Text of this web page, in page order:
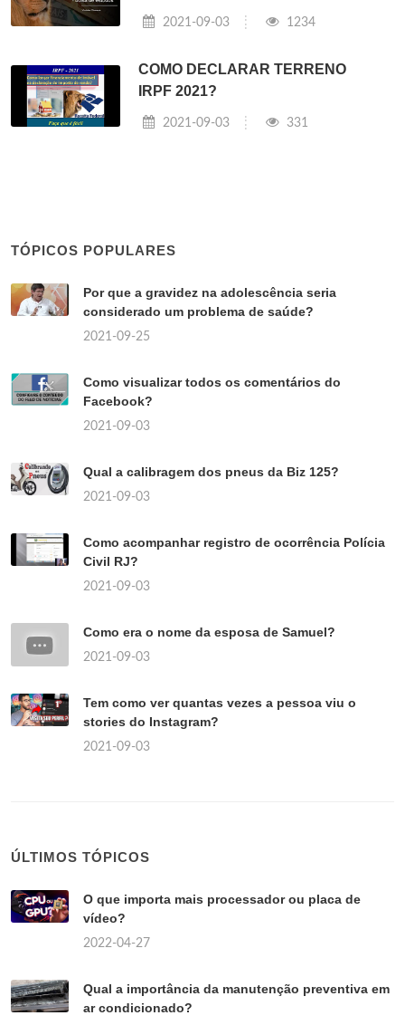
2021-09-03 1234
COMO DECLARAR TERRENO
IRPF 2021?
2021-09-03 331
TÓPICOS POPULARES
Por que a gravidez na adolescência seria
considerado um problema de saúde?
2021-09-25
Como visualizar todos os comentários do
Facebook?
2021-09-03
Qual a calibragem dos pneus da Biz 125?
2021-09-03
Como acompanhar registro de ocorrência Polícia
Civil RJ?
2021-09-03
Como era o nome da esposa de Samuel?
2021-09-03
Tem como ver quantas vezes a pessoa viu o
stories do Instagram?
2021-09-03
ÚLTIMOS TÓPICOS
O que importa mais processador ou placa de
vídeo?
2022-04-27
Qual a importância da manutenção preventiva em
ar condicionado?